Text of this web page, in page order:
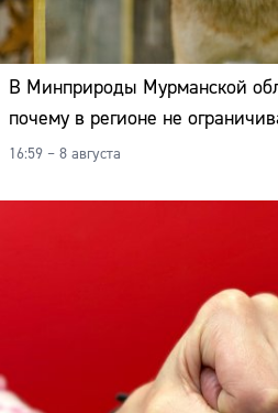
В Минприроды Мурманской
почему в регионе не
16:59 – 8 августа